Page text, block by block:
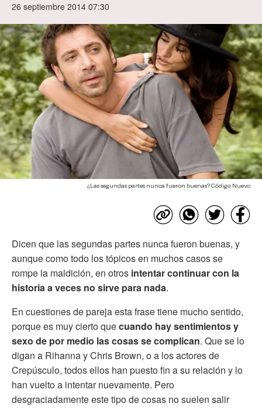
26 septiembre 2014 07:30
¿Las segundas partes nunca fueron buenas? Código Nuevo
Dicen que las segundas partes nunca fueron buenas, y
aunque como todo los tópicos en muchos casos se
rompe la maldición, en otros intentar continuar con la
historia a veces no sirve para nada.
En cuestiones de pareja esta frase tiene mucho sentido,
porque es muy cierto quecuando hay sentimientos y
sexo de por medio las cosas se complican. Que se lo
digan a Rihanna y Chris Brown, o a los actores de
Crepúsculo, todos ellos han puesto fin a su relación y lo
han vuelto a intentar nuevamente. Pero
desgraciadamente este tipo de cosas no suelen salir